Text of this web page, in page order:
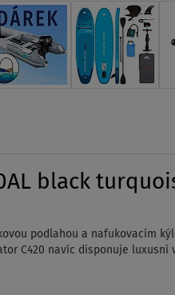
black
podlahou a nafukovacím
C420 navíc disponuje